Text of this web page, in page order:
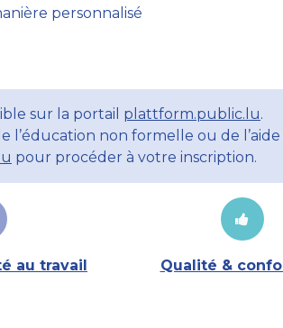
personnalisé
sur la portail plattform.public.lu.
l’éducation non formelle ou de l’aide
pour procéder à votre inscription.
au travail Qualité &